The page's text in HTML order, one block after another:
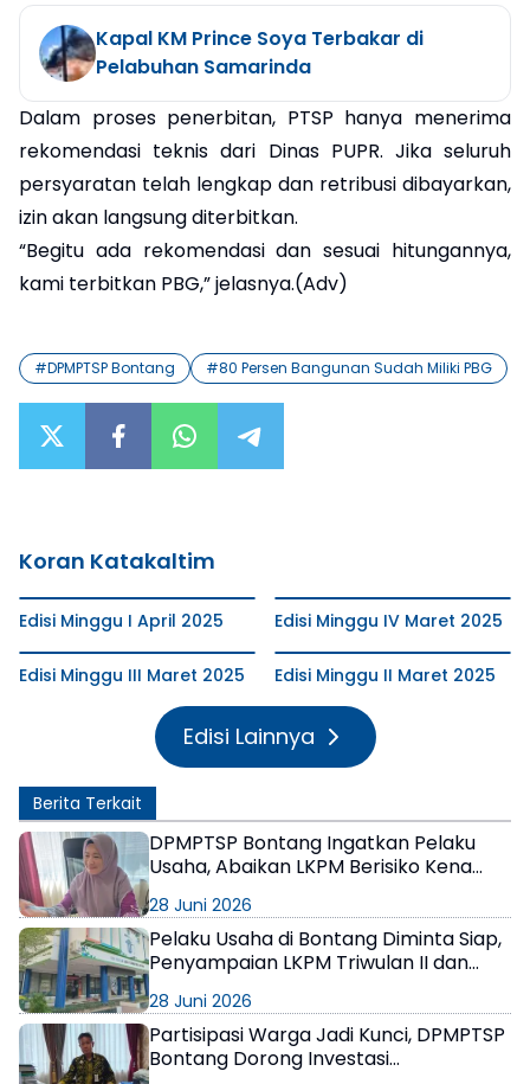
Kapal KM Prince Soya Terbakar di
Pelabuhan Samarinda
Dalam proses penerbitan, PTSP hanya menerima
rekomendasi teknis dari Dinas PUPR. Jika seluruh
persyaratan telah lengkap dan retribusi dibayarkan,
izin akan langsung diterbitkan.
“Begitu ada rekomendasi dan sesuai hitungannya,
kami terbitkan PBG,” jelasnya.(Adv)
#DPMPTSP Bontang #80 Persen Bangunan Sudah Miliki PBG
Koran Katakaltim
Edisi Minggu I April 2025 Edisi Minggu IV Maret 2025
Edisi Minggu III Maret 2025 Edisi Minggu II Maret 2025
Edisi Lainnya
Berita Terkait
DPMPTSP Bontang Ingatkan Pelaku
Usaha, Abaikan LKPM Berisiko Kena
28 Juni 2026
Pelaku Usaha di Bontang Diminta Siap,
Penyampaian LKPM Triwulan II dan
28 Juni 2026
Partisipasi Warga Jadi Kunci, DPMPTSP
Bontang Dorong Investasi